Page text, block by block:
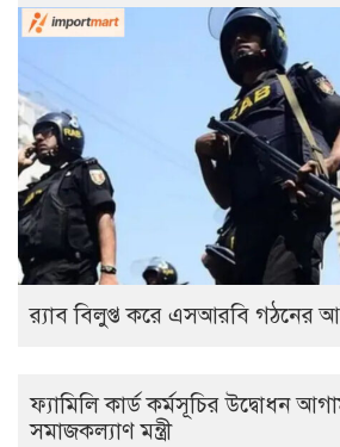
র‍্যাব বিলুপ্ত করে এসআরবি গঠনের
ফ্যামিলি কার্ড কর্মসূচির উদ্বোধন
সমাজকল্যাণ মন্ত্রী